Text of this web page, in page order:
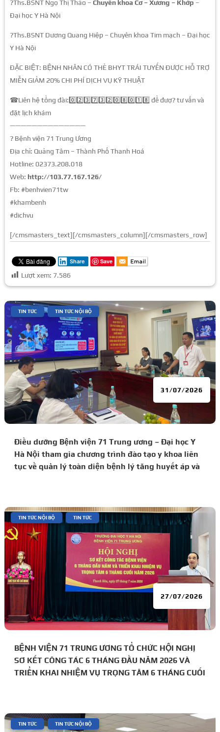
?Ths.BSNT Ngọ Thị Thảo – Chuyên khoa Cơ – Xương – Khớp –
Đại học Y Hà Nội
?Ths.BSNT Dương Quang Hiệp – Chuyên khoa Tim mạch – Đại học
Y Hà Nội
ĐẶC BIỆT: BỆNH NHÂN CÓ THẺ BHYT TRÁI TUYẾN ĐƯỢC HỖ TRỢ
MIỄN GIẢM 20% CHI PHÍ DỊCH VỤ KỸ THUẬT
☎Liên hệ tổng đài:0️⃣2️⃣3️⃣7️⃣3️⃣2️⃣0️⃣8️⃣0️⃣1️⃣8️⃣ để đượ? tư vấn và
đặt lịch khám
——————————————
? Bệnh viện 71 Trung Ương
Địa chỉ: Quảng Tâm – Thành Phố Thanh Hoá
Hotline: 02373.208.018
Web: http://103.77.167.126/
Fb: #benhvien71tw
#khambenh
#dichvu
[/cmsmasters_text][/cmsmasters_column][/cmsmasters_row]
Share Save
Lượt xem: 7.586
Điều dưỡng Bệnh viện 71 Trung ương – Đại học Y
Hà Nội tham gia chương trình đào tạo y khoa liên
tục về quản lý toàn diện bệnh lý tăng huyết áp và
31/07/2026
TIN TỨC TIN TỨC NỘI BỘ
BỆNH VIỆN 71 TRUNG ƯƠNG TỔ CHỨC HỘI NGHỊ
SƠ KẾT CÔNG TÁC 6 THÁNG ĐẦU NĂM 2026 VÀ
TRIỂN KHAI NHIỆM VỤ TRỌNG TÂM 6 THÁNG CUỐI
27/07/2026
TIN TỨC NỘI BỘ TIN TỨC
TIN TỨC TIN TỨC NỘI BỘ